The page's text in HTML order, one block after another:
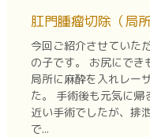
肛門腫瘤切除（局
今回ご紹介させていた
の子です。 お尻にでき
局所に麻酔を入れレー
た。 手術後も元気に帰
近い手術でしたが、排
で...